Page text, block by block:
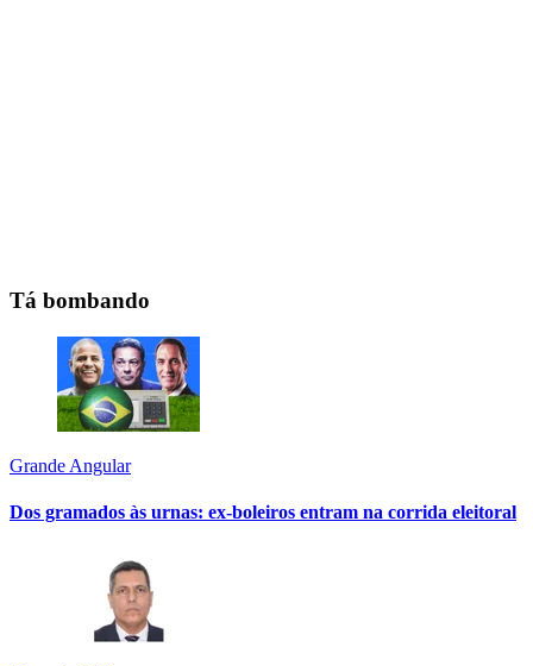
Tá bombando
Grande Angular
Dos gramados às urnas: ex-boleiros entram na corrida eleitoral